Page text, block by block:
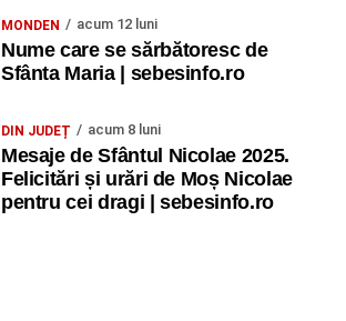
MONDEN acum 12 luni
Nume care se sărbătoresc de
Sfânta Maria | sebesinfo.ro
DIN JUDEȚ acum 8 luni
Mesaje de Sfântul Nicolae 2025.
Felicitări și urări de Moș Nicolae
pentru cei dragi | sebesinfo.ro